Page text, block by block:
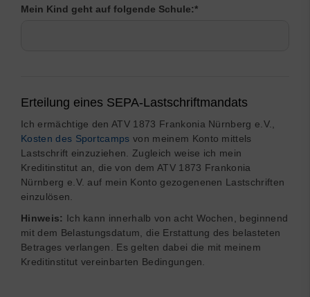
Mein Kind geht auf folgende Schule:*
Erteilung eines SEPA-Lastschriftmandats
Ich ermächtige den ATV 1873 Frankonia Nürnberg e.V.,
Kosten des Sportcamps von meinem Konto mittels
Lastschrift einzuziehen. Zugleich weise ich mein
Kreditinstitut an, die von dem ATV 1873 Frankonia
Nürnberg e.V. auf mein Konto gezogenenen Lastschriften
einzulösen.
Hinweis: Ich kann innerhalb von acht Wochen, beginnend
mit dem Belastungsdatum, die Erstattung des belasteten
Betrages verlangen. Es gelten dabei die mit meinem
Kreditinstitut vereinbarten Bedingungen.